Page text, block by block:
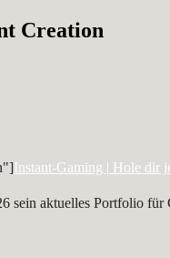
Creation
Instant-Gaming | Hole dir
sein aktuelles Portfolio